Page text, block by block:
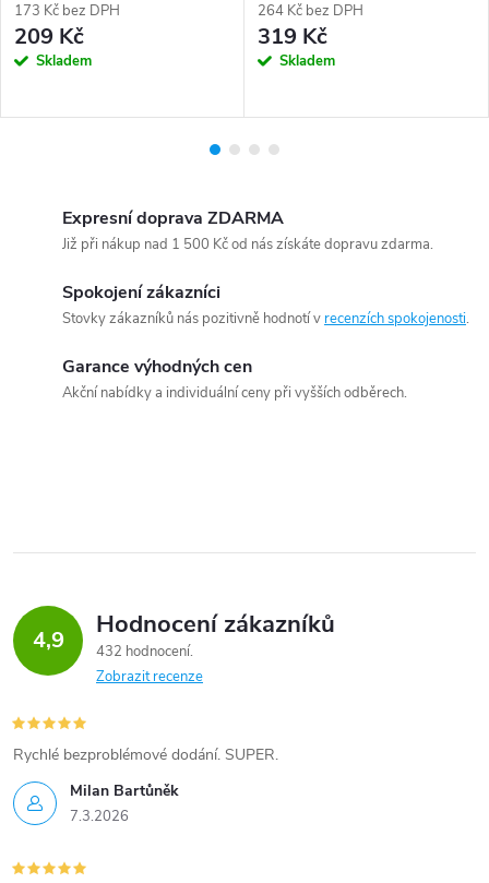
Expresní doprava ZDARMA
Již při nákup nad 1 500 Kč od nás získáte dopravu zdarma.
Spokojení zákazníci
Stovky zákazníků nás pozitivně hodnotí v recenzích spokojenosti.
Garance výhodných cen
Akční nabídky a individuální ceny při vyšších odběrech.
173 Kč bez DPH
209 Kč
Skladem
264 Kč bez DPH
319 Kč
Skladem
4,9 Hodnocení zákazníků
432 hodnocení
Zobrazit recenze
Milan Bartůněk
7.3.2026
Rychlé bezproblémové dodání. SUPER.